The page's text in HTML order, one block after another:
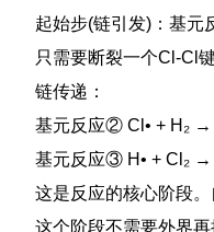
起始步(链引发)：基
只需要断裂一个Cl-Cl
链传递：
基元反应② Cl• + H₂ →
基元反应③ H• + Cl₂ →
这是反应的核心阶段
这个阶段不需要外界再